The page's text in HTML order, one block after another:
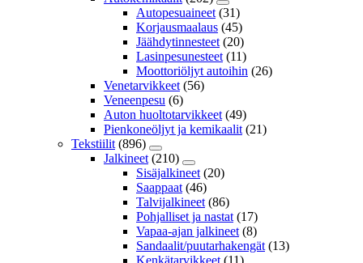
Autopesuaineet (31)
Korjausmaalaus (45)
Jäähdytinnesteet (20)
Lasinpesunesteet (11)
Moottoriöljyt autoihin (26)
Venetarvikkeet (56)
Veneenpesu (6)
Auton huoltotarvikkeet (49)
Pienkoneöljyt ja kemikaalit (21)
Tekstiilit (896)
Jalkineet (210)
Sisäjalkineet (20)
Saappaat (46)
Talvijalkineet (86)
Pohjalliset ja nastat (17)
Vapaa-ajan jalkineet (8)
Sandaalit/puutarhakengät (13)